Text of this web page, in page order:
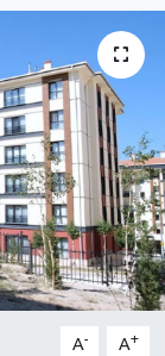
A- A+